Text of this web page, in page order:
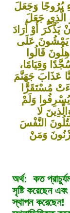
بُرُوجًا وَجَعَلَ
الَّذِي جَعَلَ
يَذَّكَّرَ أَوْ أَرَادَ
يَمْشُونَ عَلَى
قَالُوا
وَقِيَامًا،
عَذَابَ جَهَنَّمَ
مُسْتَقَرًّا
يُسْرِفُوا وَلَمْ
لَا
النَّفْسَ
وَمَنْ
অর্থ: কত
সৃষ্টি করেছেন
স্থাপন করেছেন!